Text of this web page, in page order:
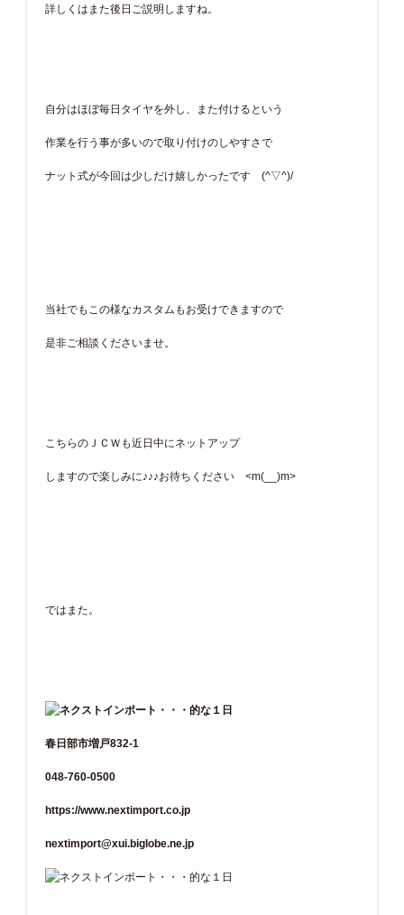
詳しくはまた後日ご説明しますね。
自分はほぼ毎日タイヤを外し、また付けるという
作業を行う事が多いので取り付けのしやすさで
ナット式が今回は少しだけ嬉しかったです (^▽^)/
当社でもこの様なカスタムもお受けできますので
是非ご相談くださいませ。
こちらのＪＣＷも近日中にネットアップ
しますので楽しみに♪♪♪お待ちください <m(__)m>
ではまた。
春日部市増戸832-1
048-760-0500
https://www.nextimport.co.jp
nextimport@xui.biglobe.ne.jp